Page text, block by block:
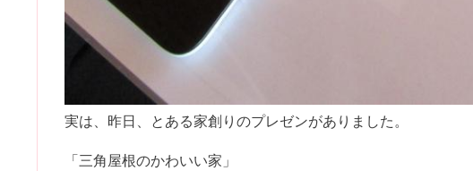
実は、昨日、とある家創りのプレゼンがありました。
「三角屋根のかわいい家」